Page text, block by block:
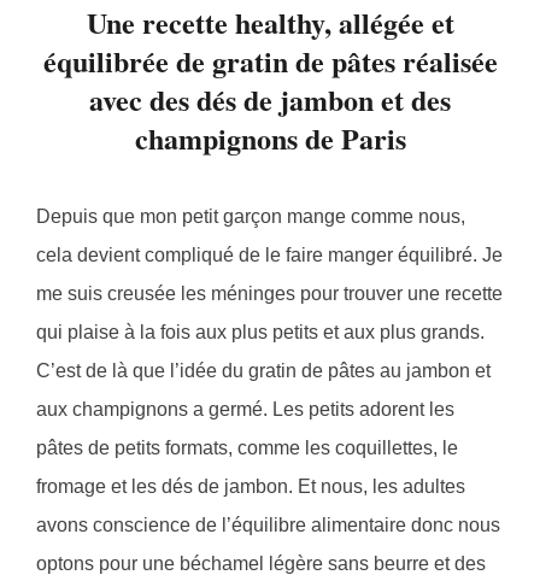
Une recette healthy, allégée et
équilibrée de gratin de pâtes réalisée
avec des dés de jambon et des
champignons de Paris
Depuis que mon petit garçon mange comme nous,
cela devient compliqué de le faire manger équilibré. Je
me suis creusée les méninges pour trouver une recette
qui plaise à la fois aux plus petits et aux plus grands.
C’est de là que l’idée du gratin de pâtes au jambon et
aux champignons a germé. Les petits adorent les
pâtes de petits formats, comme les coquillettes, le
fromage et les dés de jambon. Et nous, les adultes
avons conscience de l’équilibre alimentaire donc nous
optons pour une béchamel légère sans beurre et des